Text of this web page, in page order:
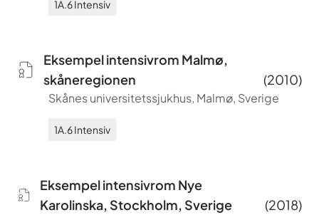
1A.6Intensiv
Eksempel intensivrom Malmø,
skåneregionen
(2010)
Skånes universitetssjukhus, Malmø, Sverige
1A.6Intensiv
Eksempel intensivrom Nye
Karolinska, Stockholm, Sverige
(2018)